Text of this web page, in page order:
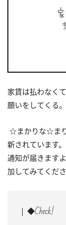
家賃は払わなく
願いをしてくる。
☆まかりな☆ま
新されています
通知が届きます
加してみてくださ
◆Check!